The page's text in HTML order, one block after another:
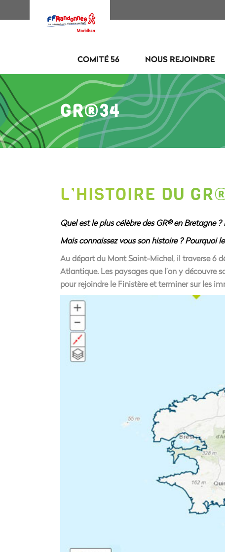
COMITÉ 56 NOUS REJOINDRE
GR®34
L’HISTOIRE DU
Quel est le plus célèbre des GR® en Bretagne ?
Mais connaissez vous son histoire ? Pourquoi
Au départ du Mont Saint-Michel, il traverse 6
Atlantique. Les paysages que l’on y découvre
pour rejoindre le Finistère et terminer sur les